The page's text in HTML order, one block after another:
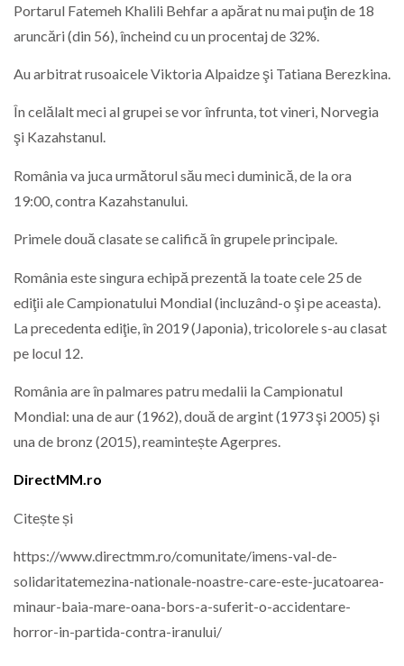
Portarul Fatemeh Khalili Behfar a apărat nu mai puţin de 18
aruncări (din 56), încheind cu un procentaj de 32%.
Au arbitrat rusoaicele Viktoria Alpaidze şi Tatiana Berezkina.
În celălalt meci al grupei se vor înfrunta, tot vineri, Norvegia
şi Kazahstanul.
România va juca următorul său meci duminică, de la ora
19:00, contra Kazahstanului.
Primele două clasate se califică în grupele principale.
România este singura echipă prezentă la toate cele 25 de
ediţii ale Campionatului Mondial (incluzând-o şi pe aceasta).
La precedenta ediţie, în 2019 (Japonia), tricolorele s-au clasat
pe locul 12.
România are în palmares patru medalii la Campionatul
Mondial: una de aur (1962), două de argint (1973 şi 2005) şi
una de bronz (2015), reamintește Agerpres.
DirectMM.ro
Citește și
https://www.directmm.ro/comunitate/imens-val-de-
solidaritatemezina-nationale-noastre-care-este-jucatoarea-
minaur-baia-mare-oana-bors-a-suferit-o-accidentare-
horror-in-partida-contra-iranului/